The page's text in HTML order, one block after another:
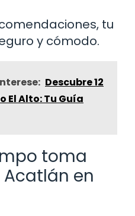
tu
y cómodo.
Descubre 12
El Alto: Tu Guía
toma
Acatlán en